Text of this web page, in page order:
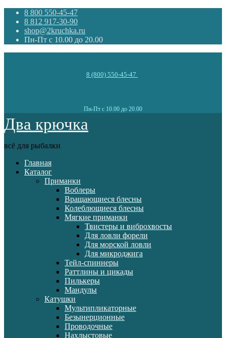
8 800 550-45-47
8 812 917-30-90
shop@2kruchka.ru
Пн-Пт с 10.00 до 20.00
8 (800) 550-45-47
Пн-Пт с 10.00 до 20.00
Два крючка
всё для рыбалки
Главная
Каталог
Приманки
Воблеры
Вращающиеся блесны
Колеблющиеся блесны
Мягкие приманки
Твистеры и виброхвосты
Для ловли форели
Для морской ловли
Для микроджига
Тейл-спиннеры
Раттлины и цикады
Пилькеры
Мандулы
Катушки
Мультипликаторные
Безынерционные
Проводочные
Нахлыстовые